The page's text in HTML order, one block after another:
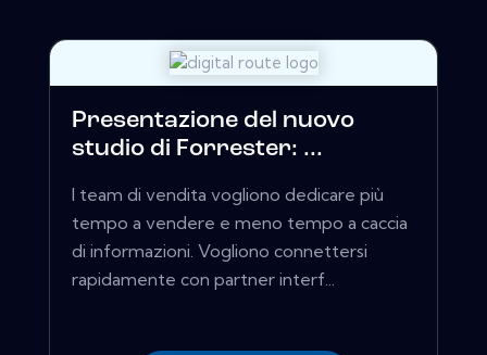
Presentazione del nuovo
studio di Forrester: ...
I team di vendita vogliono dedicare più
tempo a vendere e meno tempo a caccia
di informazioni. Vogliono connettersi
rapidamente con partner interf...